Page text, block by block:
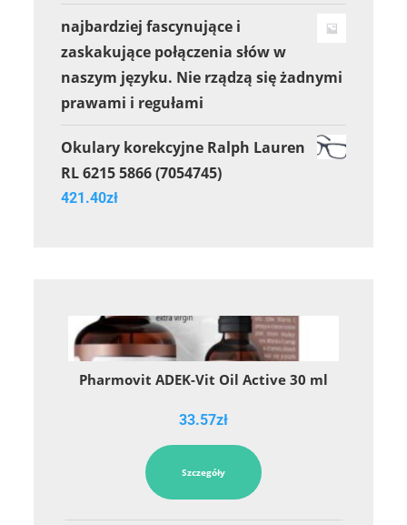
najbardziej fascynujące i
zaskakujące połączenia słów w
naszym języku. Nie rządzą się żadnymi
prawami i regułami
Okulary korekcyjne Ralph Lauren
RL 6215 5866 (7054745)
421.40zł
Pharmovit ADEK-Vit Oil Active 30 ml
33.57zł
Szczegóły